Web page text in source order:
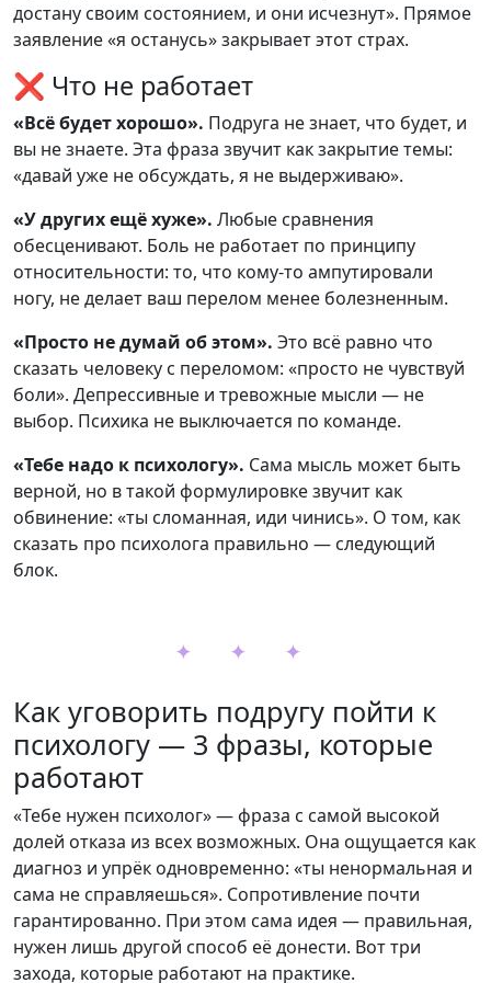
достану своим состоянием, и они исчезнут». Прямое
заявление «я останусь» закрывает этот страх.
❌ Что не работает
«Всё будет хорошо». Подруга не знает, что будет, и
вы не знаете. Эта фраза звучит как закрытие темы:
«давай уже не обсуждать, я не выдерживаю».
«У других ещё хуже». Любые сравнения
обесценивают. Боль не работает по принципу
относительности: то, что кому-то ампутировали
ногу, не делает ваш перелом менее болезненным.
«Просто не думай об этом». Это всё равно что
сказать человеку с переломом: «просто не чувствуй
боли». Депрессивные и тревожные мысли — не
выбор. Психика не выключается по команде.
«Тебе надо к психологу». Сама мысль может быть
верной, но в такой формулировке звучит как
обвинение: «ты сломанная, иди чинись». О том, как
сказать про психолога правильно — следующий
блок.
✦ ✦ ✦
Как уговорить подругу пойти к
психологу — 3 фразы, которые
работают
«Тебе нужен психолог» — фраза с самой высокой
долей отказа из всех возможных. Она ощущается как
диагноз и упрёк одновременно: «ты ненормальная и
сама не справляешься». Сопротивление почти
гарантированно. При этом сама идея — правильная,
нужен лишь другой способ её донести. Вот три
захода, которые работают на практике.